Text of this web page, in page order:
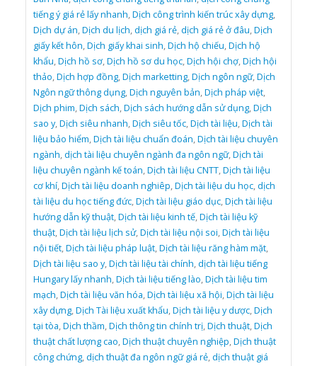
tiếng ý giá rẻ lấy nhanh,Dịch công trình kiến trúc xây dựng,
Dịch dự án,Dịch du lịch,dịch giá rẻ,dịch giá rẻ ở đâu,Dịch
giấy kết hôn,Dịch giấy khai sinh,Dịch hộ chiếu,Dịch hộ
khẩu,Dịch hồ sơ,Dịch hồ sơ du học,Dịch hội chợ,Dịch hội
thảo,Dịch hợp đồng,Dịch marketting,Dịch ngôn ngữ,Dịch
Ngôn ngữ thông dụng,Dịch nguyên bản,Dịch pháp việt,
Dịch phim,Dịch sách,Dịch sách hướng dẫn sử dụng,Dịch
sao y,Dịch siêu nhanh,Dịch siêu tốc,Dịch tài liệu,Dịch tài
liệu bảo hiểm,Dịch tài liệu chuẩn đoán,Dịch tài liệu chuyên
ngành,dịch tài liệu chuyên ngành đa ngôn ngữ,Dịch tài
liệu chuyên ngành kế toán,Dịch tài liệu CNTT,Dịch tài liệu
cơ khí,Dịch tài liệu doanh nghiêp,Dịch tài liệu du học,dịch
tài liệu du học tiếng đức,Dịch tài liệu giáo dục,Dịch tài liệu
hướng dẫn kỹ thuật,Dịch tài liệu kinh tế,Dịch tài liệu kỹ
thuật,Dịch tài liệu lịch sử,Dịch tài liệu nội soi,Dịch tài liệu
nội tiết,Dịch tài liệu pháp luật,Dịch tài liệu răng hàm mặt,
Dịch tài liệu sao y,Dịch tài liệu tài chính,dịch tài liệu tiếng
Hungary lấy nhanh,Dịch tài liệu tiếng lào,Dịch tài liệu tim
mạch,Dịch tài liệu văn hóa,Dịch tài liệu xã hội,Dịch tài liệu
xây dựng,Dịch Tài liệu xuất khẩu,Dịch tài liệu y dược,Dịch
tại tòa,Dịch thầm,Dịch thông tin chính trị,Dịch thuật,Dịch
thuật chất lượng cao,Dịch thuật chuyên nghiệp,Dịch thuật
công chứng,dịch thuật đa ngôn ngữ giá rẻ,dịch thuật giá